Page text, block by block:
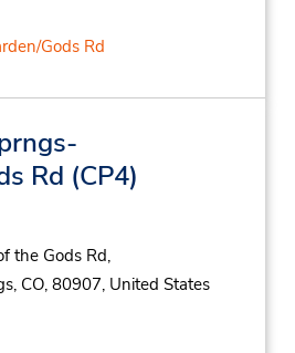
Gods Rd
Rd (CP4)
the Gods Rd,
CO, 80907, United States